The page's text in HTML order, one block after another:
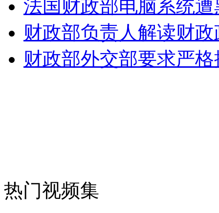
走！跟着总书记去植树
消防员救轻生者 花炮节热闹非凡 减压"枕头大战"
法国财政部电脑系统
财政部负责人解读财
财政部外交部要求严
热门视频集